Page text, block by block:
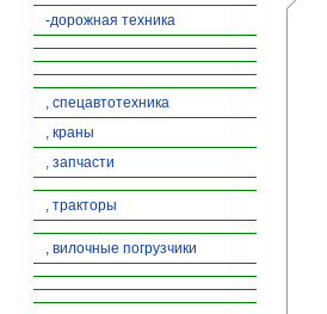
-дорожная техника
, спецавтотехника
, краны
, запчасти
, тракторы
, вилочные погрузчики